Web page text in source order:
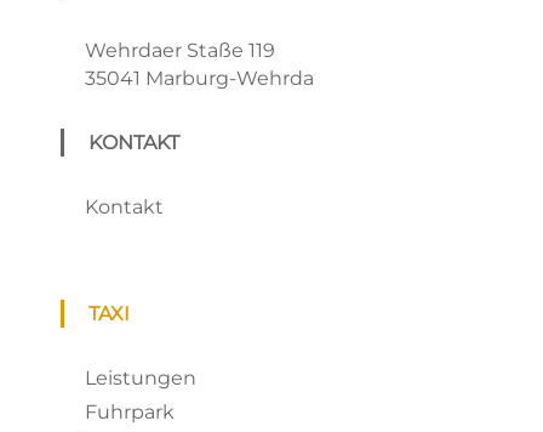
Wehrdaer Staße 119
35041 Marburg-Wehrda
KONTAKT
Kontakt
TAXI
Leistungen
Fuhrpark